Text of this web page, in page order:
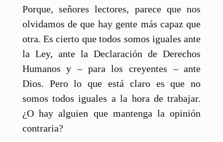
Porque, señores lectores, parece que nos
olvidamos de que hay gente más capaz que
otra. Es cierto que todos somos iguales ante
la Ley, ante la Declaración de Derechos
Humanos y – para los creyentes – ante
Dios. Pero lo que está claro es que no
somos todos iguales a la hora de trabajar.
¿O hay alguien que mantenga la opinión
contraria?